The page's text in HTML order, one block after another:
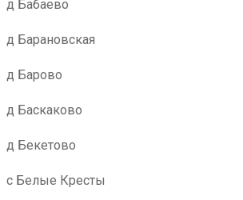
д Бабаево
д Барановская
д Барово
д Баскаково
д Бекетово
с Белые Кресты